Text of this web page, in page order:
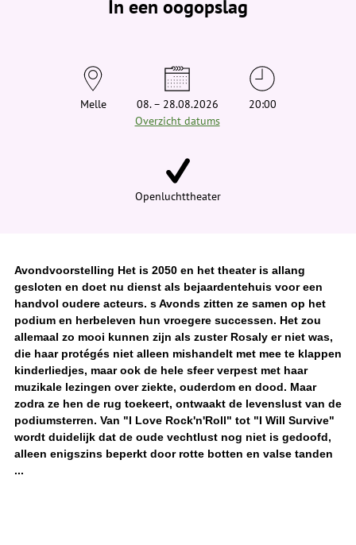
i
In een oogopslag
Melle
08. – 28.08.2026
Overzicht datums
20:00
Openluchttheater
Avondvoorstelling Het is 2050 en het theater is allang
gesloten en doet nu dienst als bejaardentehuis voor een
handvol oudere acteurs. s Avonds zitten ze samen op het
podium en herbeleven hun vroegere successen. Het zou
allemaal zo mooi kunnen zijn als zuster Rosaly er niet was,
die haar protégés niet alleen mishandelt met mee te klappen
kinderliedjes, maar ook de hele sfeer verpest met haar
muzikale lezingen over ziekte, ouderdom en dood. Maar
zodra ze hen de rug toekeert, ontwaakt de levenslust van de
podiumsterren. Van "I Love Rock'n'Roll" tot "I Will Survive"
wordt duidelijk dat de oude vechtlust nog niet is gedoofd,
alleen enigszins beperkt door rotte botten en valse tanden
...